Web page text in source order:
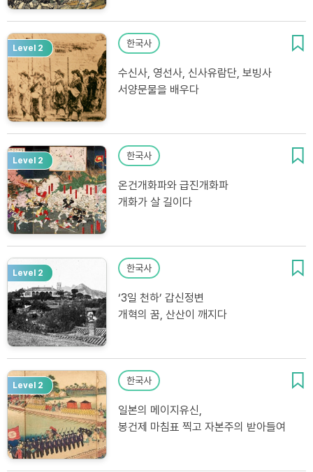
Level 2 한국사
수신사, 영선사, 신사유람단, 보빙사
서양문물을 배우다
Level 2 한국사
온건개화파와 급진개화파
개화가 살 길이다
Level 2 한국사
‘3일 천하’ 갑신정변
개혁의 꿈, 산산이 깨지다
Level 2 한국사
일본의 메이지유신,
봉건제 마침표 찍고 자본주의 받아들여